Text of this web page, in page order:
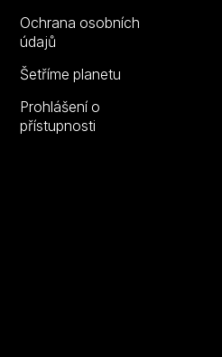
Ochrana osobních
údajů
Šetříme planetu
Prohlášení o
přístupnosti